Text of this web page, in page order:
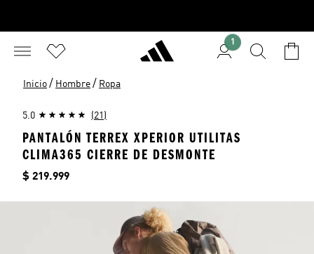
1
Inicio / Hombre / Ropa
5.0 (21)
PANTALÓN TERREX XPERIOR UTILITAS
CLIMA365 CIERRE DE DESMONTE
Precio
$ 219.999